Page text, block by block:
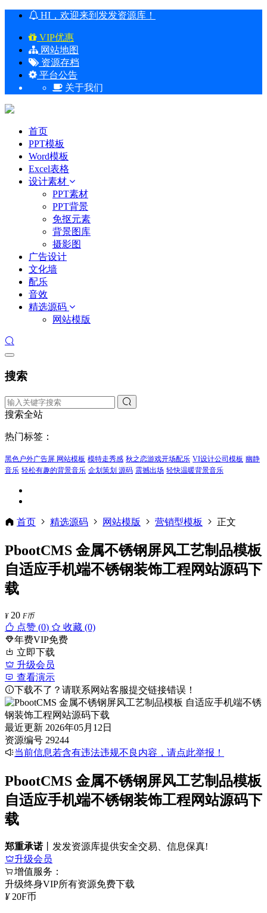
HI，欢迎来到发发资源库！
VIP优惠
网站地图
资源存档
平台公告
关于我们
首页
PPT模板
Word模板
Excel表格
设计素材
PPT素材
PPT背景
免抠元素
背景图库
摄影图
广告设计
文化墙
配乐
音效
精选源码
网站模版
搜索
搜索全站
热门标签：
黑色户外广告屏 网站模板 模特走秀感 秋之恋游戏开场配乐 VI设计公司模板 幽静
音乐 轻松有趣的背景音乐 企划策划 源码 震撼出场 轻快温暖背景音乐
首页 精选源码 网站模版 营销型模板 正文
PbootCMS 金属不锈钢屏风工艺制品模板
自适应手机端不锈钢装饰工程网站源码下
载
¥ 20 F币
点赞 (0)
收藏 (0)
年费VIP免费
立即下载
升级会员
查看演示
下载不了？请联系网站客服提交链接错误！
最近更新 2026年05月12日
资源编号 29244
当前信息若含有违法违规不良内容，请点此举报！
PbootCMS 金属不锈钢屏风工艺制品模板
自适应手机端不锈钢装饰工程网站源码下
载
郑重承诺丨发发资源库提供安全交易、信息保真!
升级会员
增值服务：
升级终身VIP所有资源免费下载
¥ 20F币